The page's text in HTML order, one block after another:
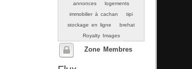
annonces
logements
immobilier à cachan
tipi
stockage en ligne
brehat
Royalty Images
Zone Membres